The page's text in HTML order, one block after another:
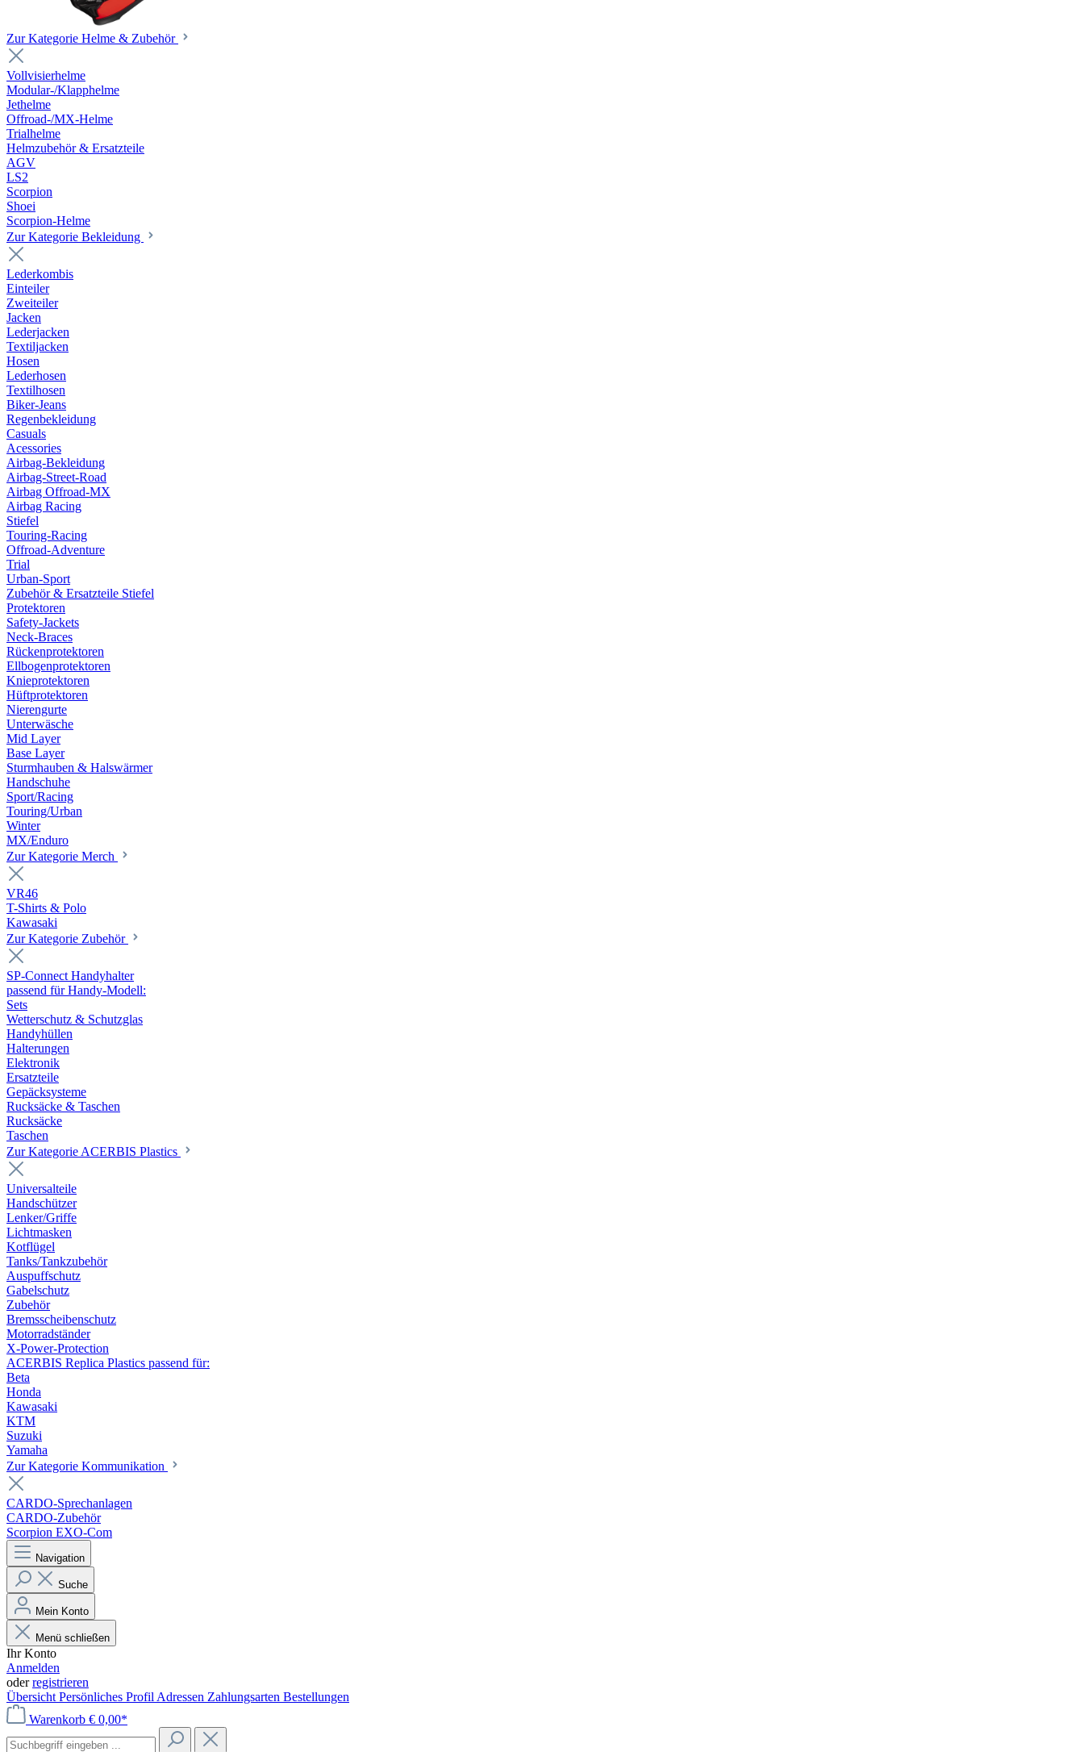
Zur Kategorie Helme & Zubehör
Vollvisierhelme
Modular-/Klapphelme
Jethelme
Offroad-/MX-Helme
Trialhelme
Helmzubehör & Ersatzteile
AGV
LS2
Scorpion
Shoei
Scorpion-Helme
Zur Kategorie Bekleidung
Lederkombis
Einteiler
Zweiteiler
Jacken
Lederjacken
Textiljacken
Hosen
Lederhosen
Textilhosen
Biker-Jeans
Regenbekleidung
Casuals
Acessories
Airbag-Bekleidung
Airbag-Street-Road
Airbag Offroad-MX
Airbag Racing
Stiefel
Touring-Racing
Offroad-Adventure
Trial
Urban-Sport
Zubehör & Ersatzteile Stiefel
Protektoren
Safety-Jackets
Neck-Braces
Rückenprotektoren
Ellbogenprotektoren
Knieprotektoren
Hüftprotektoren
Nierengurte
Unterwäsche
Mid Layer
Base Layer
Sturmhauben & Halswärmer
Handschuhe
Sport/Racing
Touring/Urban
Winter
MX/Enduro
Zur Kategorie Merch
VR46
T-Shirts & Polo
Kawasaki
Zur Kategorie Zubehör
SP-Connect Handyhalter
passend für Handy-Modell:
Sets
Wetterschutz & Schutzglas
Handyhüllen
Halterungen
Elektronik
Ersatzteile
Gepäcksysteme
Rucksäcke & Taschen
Rucksäcke
Taschen
Zur Kategorie ACERBIS Plastics
Universalteile
Handschützer
Lenker/Griffe
Lichtmasken
Kotflügel
Tanks/Tankzubehör
Auspuffschutz
Gabelschutz
Zubehör
Bremsscheibenschutz
Motorradständer
X-Power-Protection
ACERBIS Replica Plastics passend für:
Beta
Honda
Kawasaki
KTM
Suzuki
Yamaha
Zur Kategorie Kommunikation
CARDO-Sprechanlagen
CARDO-Zubehör
Scorpion EXO-Com
Navigation
Suche
Mein Konto
Menü schließen
Ihr Konto
Anmelden
oderregistrieren
Übersicht Persönliches Profil Adressen Zahlungsarten Bestellungen
Warenkorb € 0,00*